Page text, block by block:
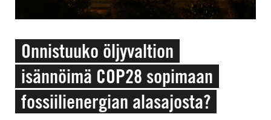
Onnistuuko öljyvaltion
isännöimä COP28 sopimaan
fossiilienergian alasajosta?